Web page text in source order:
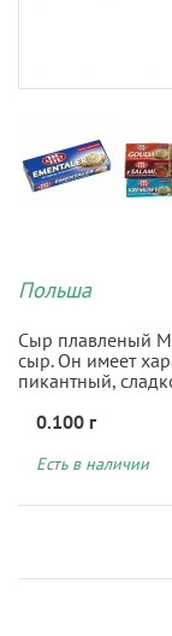
Польша
Сыр плавленый
сыр. Он имеет
пикантный,
0.100 г
Есть в наличии